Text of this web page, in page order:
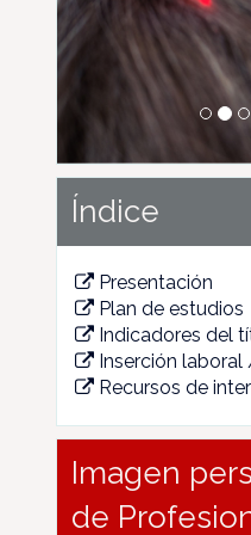
Índice
Presentación
Plan de estudios
Indicadores del
Inserción
Recursos de
Imagen
de